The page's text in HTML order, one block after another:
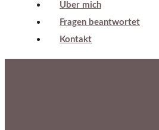
Über mich
Fragen beantwortet
Kontakt